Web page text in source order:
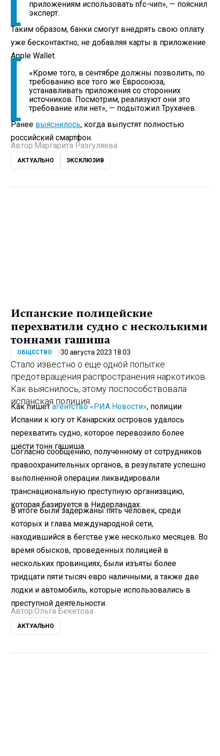
приложениям использовать nfc-чип», — пояснил
эксперт.
Таким образом, банки смогут внедрять свою оплату
уже бесконтактно, не добавляя карты в приложение
Apple Wallet.
«Кроме того, в сентябре должны позволить, по
требованию все того же Евросоюза,
устанавливать приложения со сторонних
источников. Посмотрим, реализуют они это
требование или нет», — подытожил Трухачев.
Ранее выяснилось, когда выпустят полностью
российский смартфон.
Автор: Маргарита Разгуляева
АКТУАЛЬНО ЭКСКЛЮЗИВ
Испанские полицейские
перехватили судно с несколькими
тоннами гашиша
ОБЩЕСТВО 30 августа 2023 18:03
Стало известно о еще одной попытке
предотвращения распространения наркотиков.
Как выяснилось, этому поспособствовала
испанская полиция.
Как пишетагентство «РИА Новости», полиции
Испании к югу от Канарских островов удалось
перехватить судно, которое перевозило более
шести тонн гашиша.
Согласно сообщению, полученному от сотрудников
правоохранительных органов, в результате успешно
выполненной операции ликвидировали
транснациональную преступную организацию,
которая базируется в Нидерландах.
В итоге были задержаны пять человек, среди
которых и глава международной сети,
находившийся в бегстве уже несколько месяцев. Во
время обысков, проведенных полицией в
нескольких провинциях, были изъяты более
тридцати пяти тысяч евро наличными, а также две
лодки и автомобиль, которые использовались в
преступной деятельности.
Автор:Ольга Бекетова
АКТУАЛЬНО